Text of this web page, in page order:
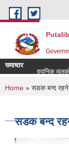
Skip to main content
समाचार
प्राप्त रासायनिक
You are
Home » सडक बन्द रहने
सडक बन्द